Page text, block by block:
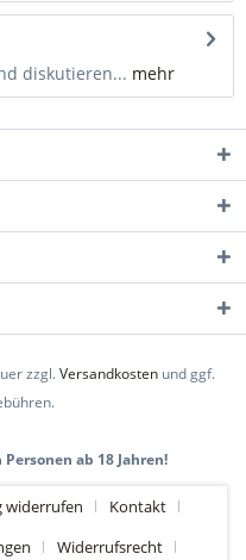
diskutieren... mehr
zzgl.Versandkosten und ggf.
ab 18 Jahren!
widerrufen
Kontakt
Widerrufsrecht